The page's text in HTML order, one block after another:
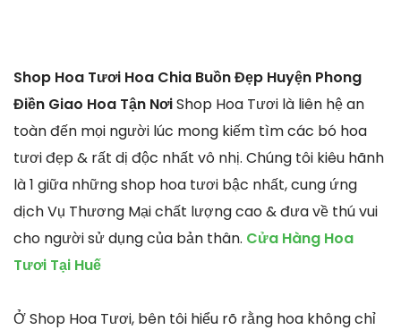
Shop Hoa Tươi Hoa Chia Buồn Đẹp Huyện Phong
Điền Giao Hoa Tận NơiShop Hoa Tươi là liên hệ an
toàn đến mọi người lúc mong kiếm tìm các bó hoa
tươi đẹp & rất dị độc nhất vô nhị. Chúng tôi kiêu hãnh
là 1 giữa những shop hoa tươi bậc nhất, cung ứng
dịch Vụ Thương Mại chất lượng cao & đưa về thú vui
cho người sử dụng của bản thân. Cửa Hàng Hoa
Tươi Tại Huế
Ở Shop Hoa Tươi, bên tôi hiểu rõ rằng hoa không chỉ